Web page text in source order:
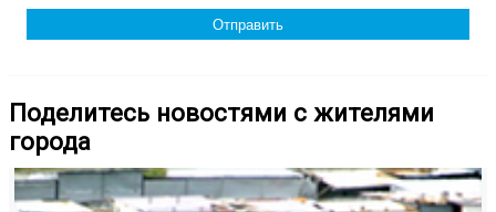
Поделитесь новостями с жителями
города